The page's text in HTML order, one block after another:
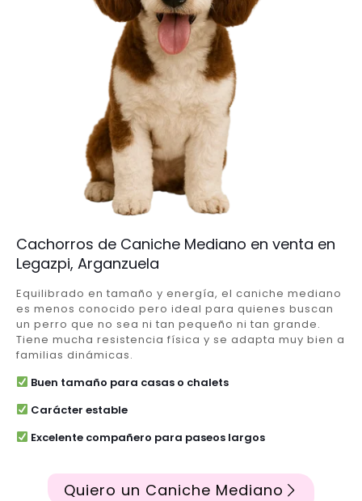
Cachorros de Caniche Mediano en venta en
Legazpi, Arganzuela
Equilibrado en tamaño y energía, el caniche mediano
es menos conocido pero ideal para quienes buscan
un perro que no sea ni tan pequeño ni tan grande.
Tiene mucha resistencia física y se adapta muy bien a
familias dinámicas.
Buen tamaño para casas o chalets
Carácter estable
Excelente compañero para paseos largos
Quiero un Caniche Mediano